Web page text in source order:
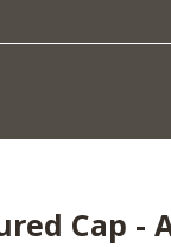
Cap -